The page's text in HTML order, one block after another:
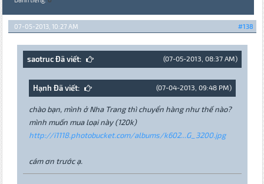
#138
07-05-2013, 10:27 AM
(07-05-2013, 08:37 AM)
saotruc Đã viết:
(07-04-2013, 09:48 PM)
Hạnh Đã viết:
chào bạn, mình ở Nha Trang thì chuyển hàng như thế nào?
mình muốn mua loại này (120k)
http://i1118.photobucket.com/albums/k602...G_3200.jpg
cám ơn trước ạ.